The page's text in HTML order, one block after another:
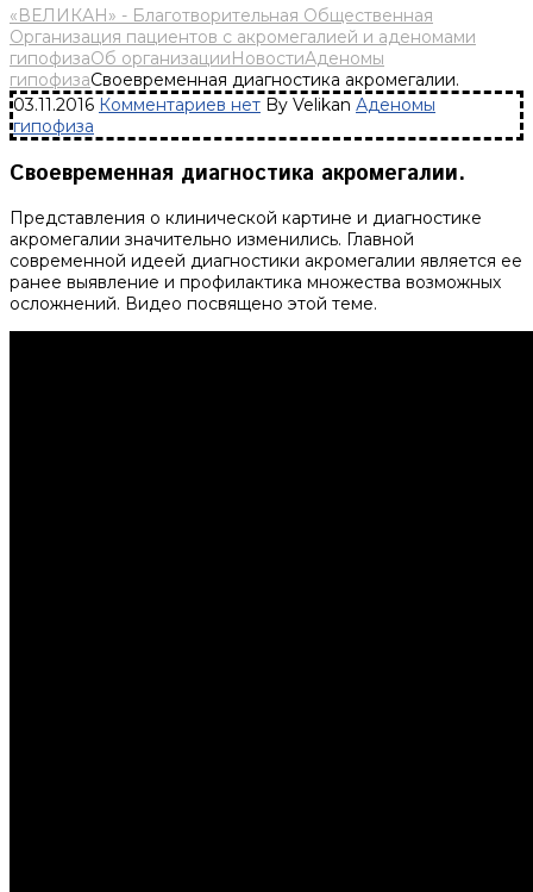
«ВЕЛИКАН» - Благотворительная Общественная
Организация пациентов с акромегалией и аденомами
гипофизаОб организацииНовостиАденомы
гипофизаСвоевременная диагностика акромегалии.
03.11.2016 Комментариев нет By Velikan Аденомы
гипофиза
Своевременная диагностика акромегалии.
Представления о клинической картине и диагностике
акромегалии значительно изменились. Главной
современной идеей диагностики акромегалии является ее
ранее выявление и профилактика множества возможных
осложнений. Видео посвящено этой теме.